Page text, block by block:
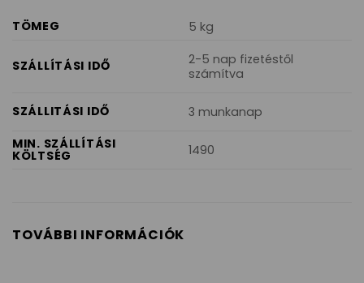
TÖMEG 5 kg
SZÁLLÍTÁSI IDŐ
2-5 nap fizetéstől
számítva
SZÁLLITÁSI IDŐ
3 munkanap
MIN. SZÁLLÍTÁSI
KÖLTSÉG 1490
TOVÁBBI INFORMÁCIÓK